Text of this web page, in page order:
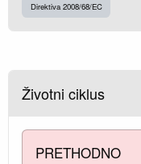
Direktiva 2008/68/EC
Životni ciklus
PRETHODNO